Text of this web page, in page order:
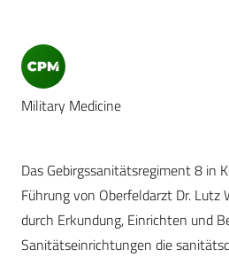
Military Medicine
Das Gebirgssanitätsregiment 8 in
Führung von Oberfeldarzt Dr.
durch Erkundung, Einrichten und
Sanitätseinrichtungen die